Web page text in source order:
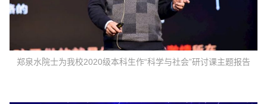
郑泉水院士为我校2020级本科生作“科学与社会”研讨课主题报告